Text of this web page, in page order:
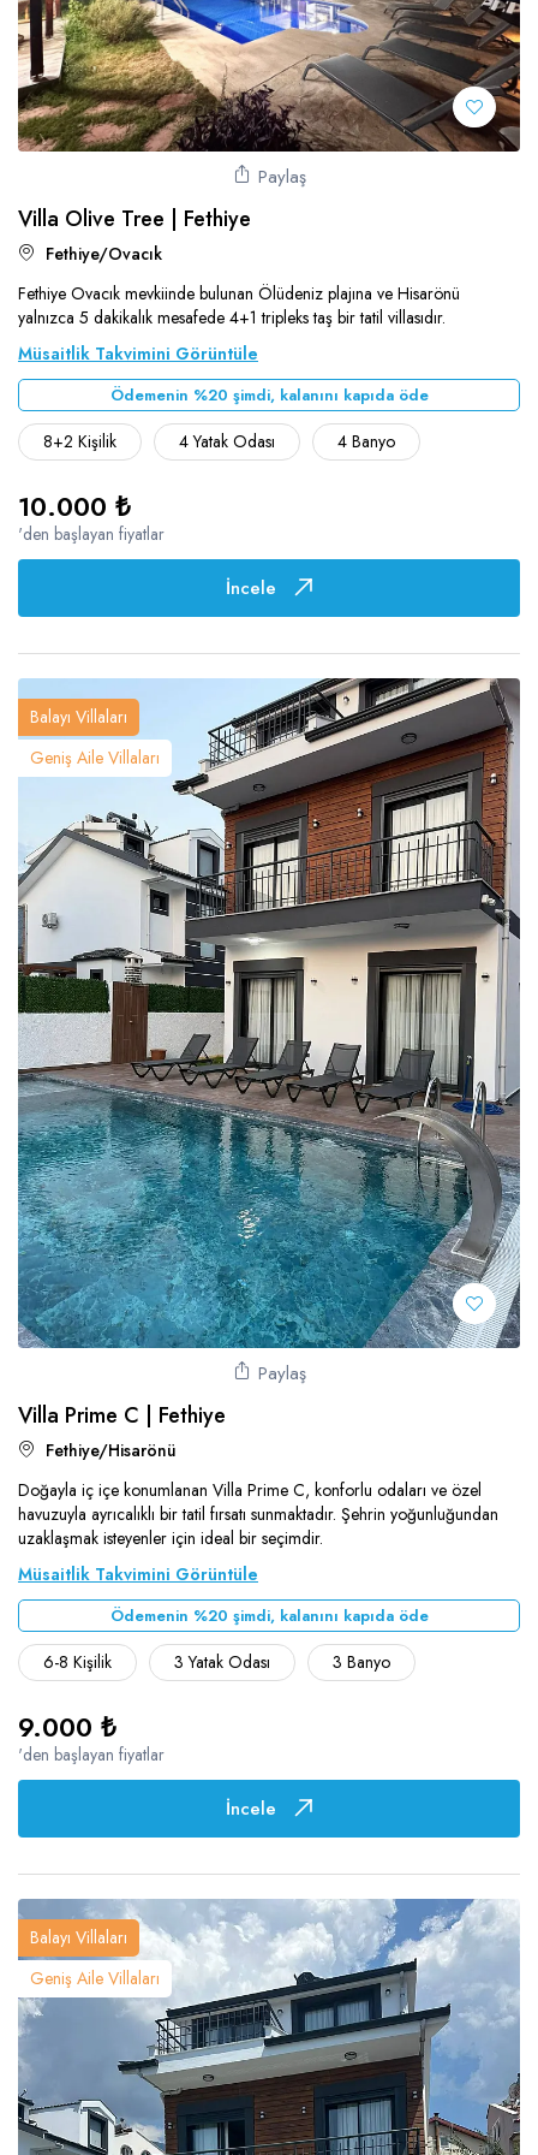
Ulugöl
Üzümlü
Yalı
Söğüt
Muhafazakar Villalar
Plaja Yakın Villalar
Saunalı Villalar
Sonsuzluk Havuzlu Villalar
Ultra Lüks Villalar
Paylaş
Villa Olive Tree | Fethiye
Fethiye/Ovacık
Fethiye Ovacık mevkiinde bulunan Ölüdeniz plajına ve Hisarönü
yalnızca 5 dakikalık mesafede 4+1 tripleks taş bir tatil villasıdır.
Müsaitlik Takvimini Görüntüle
Ödemenin %20 şimdi, kalanını kapıda öde
8+2 Kişilik 4 Yatak Odası 4 Banyo
10.000 ₺
'den başlayan fiyatlar
İncele
Balayı Villaları
Geniş Aile Villaları
Paylaş
Villa Prime C | Fethiye
Fethiye/Hisarönü
Doğayla iç içe konumlanan Villa Prime C, konforlu odaları ve özel
havuzuyla ayrıcalıklı bir tatil fırsatı sunmaktadır. Şehrin yoğunluğundan
uzaklaşmak isteyenler için ideal bir seçimdir.
Müsaitlik Takvimini Görüntüle
Ödemenin %20 şimdi, kalanını kapıda öde
6-8 Kişilik 3 Yatak Odası 3 Banyo
9.000 ₺
'den başlayan fiyatlar
İncele
Balayı Villaları
Geniş Aile Villaları